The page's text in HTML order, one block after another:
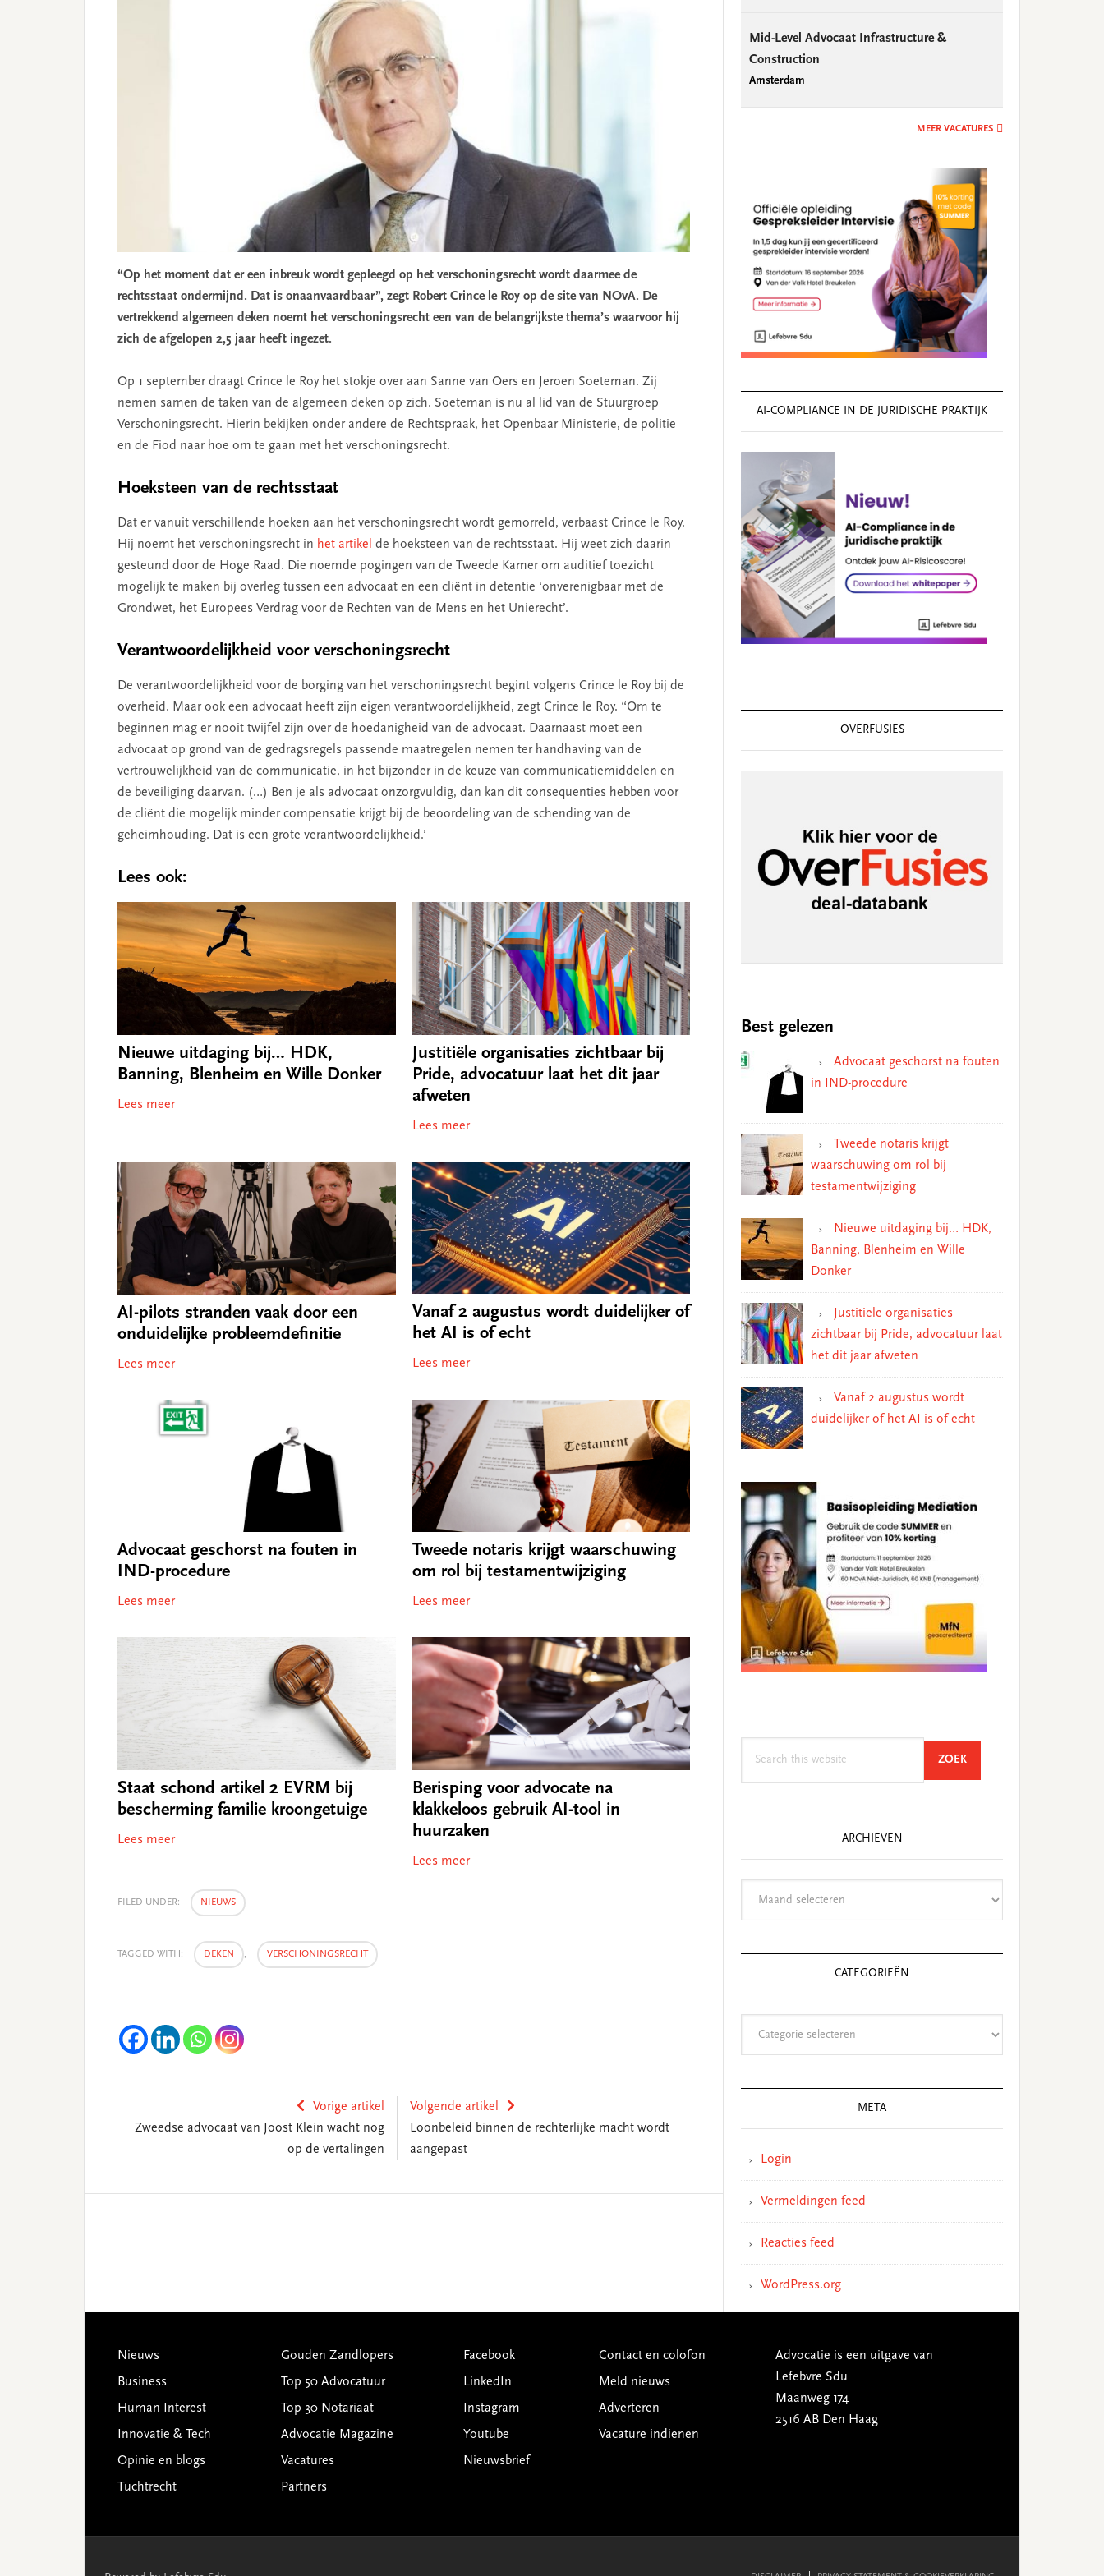
“Op het moment dat er een inbreuk wordt gepleegd op het verschonings­recht wordt daarmee de
rechtsstaat ondermijnd. Dat is onaanvaardbaar”, zegt Robert Crince le Roy op de site van NOvA. De
vertrekkend algemeen deken noemt het verschoningsrecht een van de belangrijkste thema’s waarvoor hij
zich de afgelopen 2,5 jaar heeft ingezet.
Op 1 september draagt Crince le Roy het stokje over aan Sanne van Oers en Jeroen Soeteman. Zij
nemen samen de taken van de algemeen deken op zich. Soeteman is nu al lid van de Stuurgroep
Verschoningsrecht. Hierin bekijken onder andere de Rechtspraak, het Openbaar Ministerie, de politie
en de Fiod naar hoe om te gaan met het verschoningsrecht.
Hoeksteen van de rechtsstaat
Dat er vanuit verschillende hoeken aan het verschoningsrecht wordt gemorreld, verbaast Crince le Roy.
Hij noemt het verschoningsrecht in het artikel de hoeksteen van de rechtsstaat. Hij weet zich daarin
gesteund door de Hoge Raad. Die noemde pogingen van de Tweede Kamer om auditief toezicht
mogelijk te maken bij overleg tussen een advocaat en een cliënt in detentie ‘onverenigbaar met de
Grondwet, het Europees Verdrag voor de Rechten van de Mens en het Unierecht’.
Verantwoordelijkheid voor verschoningsrecht
De verant­woordelijk­heid voor de borging van het verschonings­recht begint volgens Crince le Roy bij de
overheid. Maar ook een advocaat heeft zijn eigen verantwoordelijkheid, zegt Crince le Roy. “Om te
beginnen mag er nooit twijfel zijn over de hoedanigheid van de advocaat. Daarnaast moet een
advocaat op grond van de gedrags­regels passende maatregelen nemen ter handhaving van de
vertrouwelijkheid van de communicatie, in het bijzonder in de keuze van communicatie­middelen en
de beveiliging daarvan. (…) Ben je als advocaat onzorgvuldig, dan kan dit consequenties hebben voor
de cliënt die mogelijk minder compensatie krijgt bij de beoordeling van de schending van de
geheimhouding. Dat is een grote verant­woordelijk­heid.’
Lees ook:
Nieuwe uitdaging bij… HDK,
Banning, Blenheim en Wille Donker
Lees meer
Justitiële organisaties zichtbaar bij
Pride, advocatuur laat het dit jaar
afweten
Lees meer
AI-pilots stranden vaak door een
onduidelijke probleemdefinitie
Lees meer
Vanaf 2 augustus wordt duidelijker of
het AI is of echt
Lees meer
Advocaat geschorst na fouten in
IND-procedure
Lees meer
Tweede notaris krijgt waarschuwing
om rol bij testamentwijziging
Lees meer
Staat schond artikel 2 EVRM bij
bescherming familie kroongetuige
Lees meer
Berisping voor advocate na
klakkeloos gebruik AI-tool in
huurzaken
Lees meer
FILED UNDER: NIEUWS
TAGGED WITH: DEKEN , VERSCHONINGSRECHT
Vorige artikel
Zweedse advocaat van Joost Klein wacht nog
op de vertalingen
Volgende artikel
Loonbeleid binnen de rechterlijke macht wordt
aangepast
Mid-Level Advocaat Infrastructure &
Construction
Amsterdam
MEER VACATURES
AI‑COMPLIANCE IN DE JURIDISCHE PRAKTIJK
OVERFUSIES
Best gelezen
Advocaat geschorst na fouten
in IND-procedure
Tweede notaris krijgt
waarschuwing om rol bij
testamentwijziging
Nieuwe uitdaging bij… HDK,
Banning, Blenheim en Wille
Donker
Justitiële organisaties
zichtbaar bij Pride, advocatuur laat
het dit jaar afweten
Vanaf 2 augustus wordt
duidelijker of het AI is of echt
ZOEKSEARCH
ARCHIEVEN
CATEGORIEËN
META
Login
Vermeldingen feed
Reacties feed
WordPress.org
Footer
Nieuws
Business
Human Interest
Innovatie & Tech
Opinie en blogs
Tuchtrecht
Gouden Zandlopers
Top 50 Advocatuur
Top 30 Notariaat
Advocatie Magazine
Vacatures
Partners
Facebook
LinkedIn
Instagram
Youtube
Nieuwsbrief
Contact en colofon
Meld nieuws
Adverteren
Vacature indienen
Advocatie is een uitgave van
Lefebvre Sdu
Maanweg 174
2516 AB Den Haag